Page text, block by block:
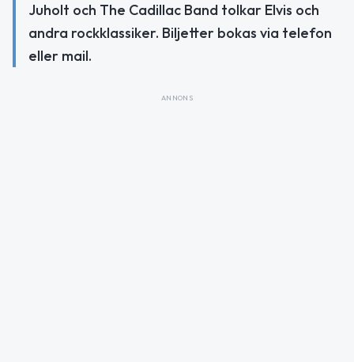
Juholt och The Cadillac Band tolkar Elvis och
andra rockklassiker. Biljetter bokas via telefon
eller mail.
ANNONS